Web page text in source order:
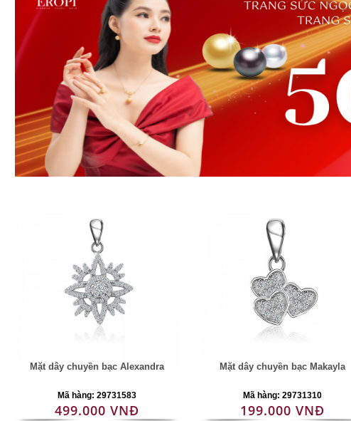
Mặt dây chuyền bạc Alexandra
Mã hàng: 29731583
499.000 VNĐ
Mặt dây chuyền bạc Makayla
Mã hàng: 29731310
199.000 VNĐ